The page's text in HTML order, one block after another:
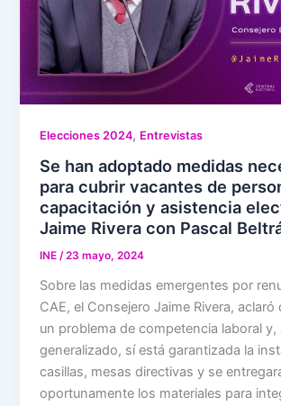
Elecciones 2024, Entrevistas
Se han adoptado medidas
para cubrir vacantes de
capacitación y asistencia
Jaime Rivera con Pascal
INE/23 mayo, 2024
Sobre las medidas emergentes por
CAE, el Consejero Jaime Rivera, aclaró
un problema de competencia laboral y,
generalizado, sí está garantizada la
casillas, mesas directivas y se
oportunamente los materiales para